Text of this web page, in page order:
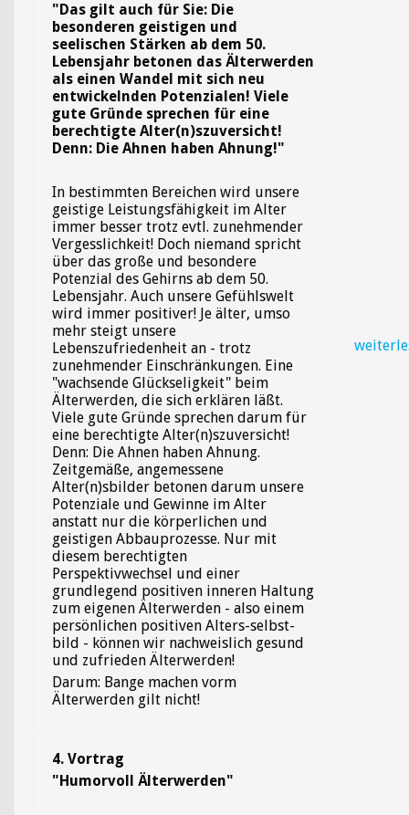
"Das gilt auch für Sie: Die
besonderen geistigen und
seelischen Stärken ab dem 50.
Lebensjahr betonen das Älterwerden
als einen Wandel mit sich neu
entwickelnden Potenzialen! Viele
gute Gründe sprechen für eine
berechtigte Alter(n)szuversicht!
Denn: Die Ahnen haben Ahnung!"
In bestimmten Bereichen wird unsere
geistige Leistungsfähigkeit im Alter
immer besser trotz evtl. zunehmender
Vergesslichkeit! Doch niemand spricht
über das große und besondere
Potenzial des Gehirns ab dem 50.
Lebensjahr. Auch unsere Gefühlswelt
wird immer positiver! Je älter, umso
mehr steigt unsere
Lebenszufriedenheit an - trotz
zunehmender Einschränkungen. Eine
"wachsende Glückseligkeit" beim
Älterwerden, die sich erklären läßt.
Viele gute Gründe sprechen darum für
eine berechtigte Alter(n)szuversicht!
Denn: Die Ahnen haben Ahnung.
Zeitgemäße, angemessene
Alter(n)sbilder betonen darum unsere
Potenziale und Gewinne im Alter
anstatt nur die körperlichen und
geistigen Abbauprozesse. Nur mit
diesem berechtigten
Perspektivwechsel und einer
grundlegend positiven inneren Haltung
zum eigenen Älterwerden - also einem
persönlichen positiven Alters-selbst-
bild - können wir nachweislich gesund
und zufrieden Älterwerden!
Darum: Bange machen vorm
Älterwerden gilt nicht!
4. Vortrag
"Humorvoll Älterwerden"